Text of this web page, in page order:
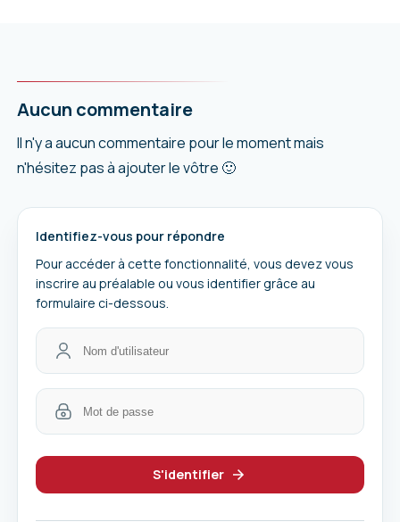
Aucun commentaire
Il n'y a aucun commentaire pour le moment mais
n'hésitez pas à ajouter le vôtre 🙂
Identifiez-vous pour répondre
Pour accéder à cette fonctionnalité, vous devez vous
inscrire au préalable ou vous identifier grâce au
formulaire ci-dessous.
S'identifier